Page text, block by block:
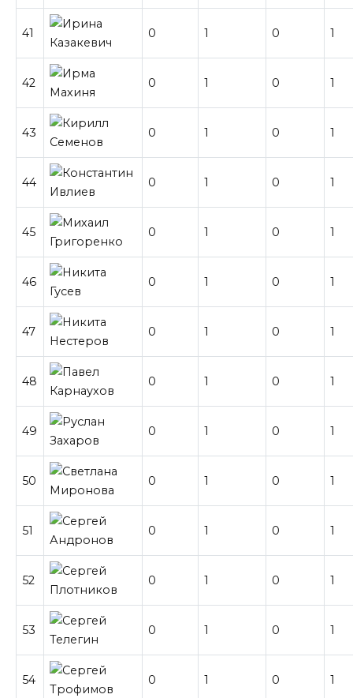
41 0 1 0 1
42 0 1 0 1
43 0 1 0 1
44 0 1 0 1
45 0 1 0 1
46 0 1 0 1
47 0 1 0 1
48 0 1 0 1
49 0 1 0 1
50 0 1 0 1
51 0 1 0 1
52 0 1 0 1
53 0 1 0 1
54 0 1 0 1